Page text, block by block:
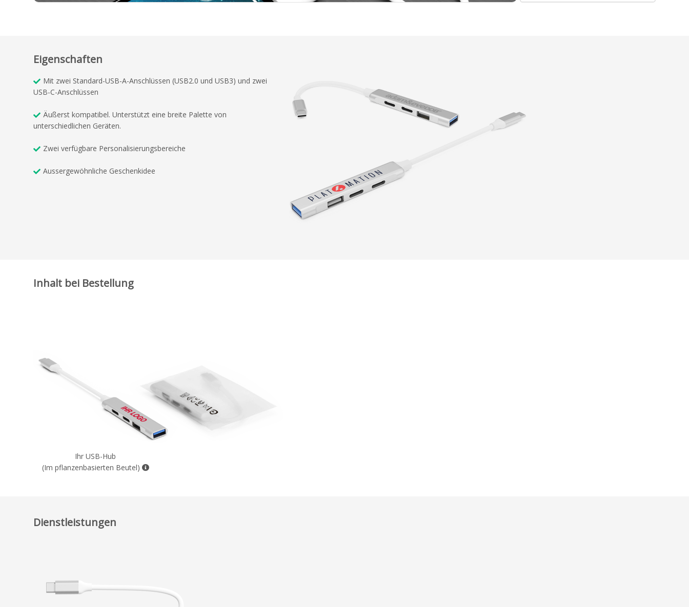
Eigenschaften
Mit zwei Standard-USB-A-Anschlüssen (USB2.0 und USB3) und zwei
USB-C-Anschlüssen
Äußerst kompatibel. Unterstützt eine breite Palette von
unterschiedlichen Geräten.
Zwei verfügbare Personalisierungsbereiche
Aussergewöhnliche Geschenkidee
Inhalt bei Bestellung
Ihr USB-Hub
(Im pflanzenbasierten Beutel)
Dienstleistungen